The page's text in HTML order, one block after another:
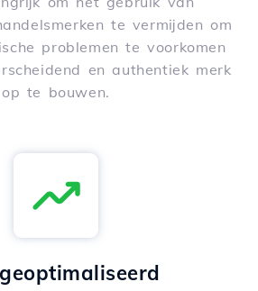
te vermijden om
problemen te voorkomen
en authentiek merk
op te bouwen.